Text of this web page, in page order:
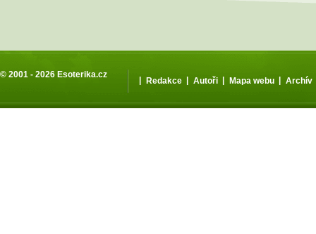
© 2001 - 2026 Esoterika.cz
| Redakce | Autoři | Mapa webu | Archív